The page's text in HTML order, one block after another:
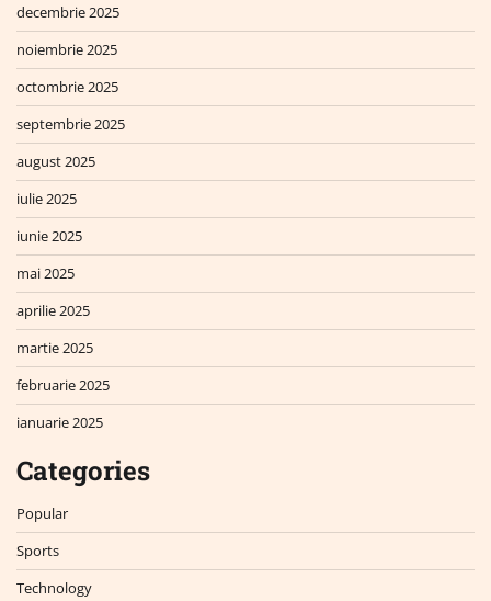
decembrie 2025
noiembrie 2025
octombrie 2025
septembrie 2025
august 2025
iulie 2025
iunie 2025
mai 2025
aprilie 2025
martie 2025
februarie 2025
ianuarie 2025
Categories
Popular
Sports
Technology